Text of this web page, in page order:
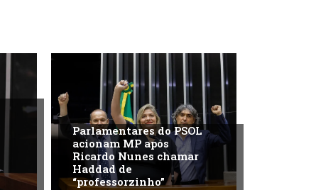
Parlamentares do PSOL
acionam MP após
Ricardo Nunes chamar
Haddad de
“professorzinho”